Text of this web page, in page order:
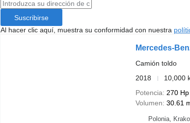
Suscribirse
Al hacer clic aquí, muestra su conformidad con nuestra
Mercedes-
Camión toldo
2018
10,000
Potencia
270
Volumen 30.61
Polonia,